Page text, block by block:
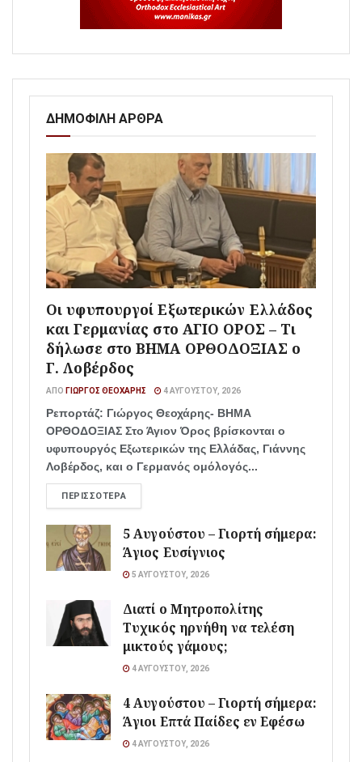
ΔΗΜΟΦΙΛΗ ΑΡΘΡΑ
Οι υφυπουργοί Εξωτερικών Ελλάδος
και Γερμανίας στο ΑΓΙΟ ΟΡΟΣ – Τι
δήλωσε στο ΒΗΜΑ ΟΡΘΟΔΟΞΙΑΣ ο
Γ. Λοβέρδος
ΑΠΌ ΓΙΏΡΓΟΣ ΘΕΟΧΆΡΗΣ 4 ΑΥΓΟΎΣΤΟΥ, 2026
Ρεπορτάζ: Γιώργος Θεοχάρης- ΒΗΜΑ
ΟΡΘΟΔΟΞΙΑΣ Στο Άγιον Όρος βρίσκονται ο
υφυπουργός Εξωτερικών της Ελλάδας, Γιάννης
Λοβέρδος, και ο Γερμανός ομόλογός...
ΠΕΡΙΣΣΌΤΕΡΑ
5 Αυγούστου – Γιορτή σήμερα:
Άγιος Ευσίγνιος
5 ΑΥΓΟΎΣΤΟΥ, 2026
Διατί ο Μητροπολίτης
Τυχικός ηρνήθη να τελέση
μικτούς γάμους;
4 ΑΥΓΟΎΣΤΟΥ, 2026
4 Αυγούστου – Γιορτή σήμερα:
Άγιοι Επτά Παίδες εν Εφέσω
4 ΑΥΓΟΎΣΤΟΥ, 2026